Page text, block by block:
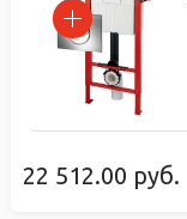
22 512.00 руб.